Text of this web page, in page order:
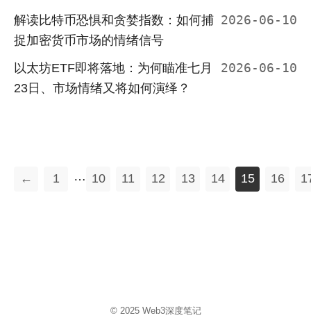
解读比特币恐惧和贪婪指数：如何捕
捉加密货币市场的情绪信号
2026-06-10
以太坊ETF即将落地：为何瞄准七月
23日、市场情绪又将如何演绎？
2026-06-10
← 1 … 10 11 12 13 14 15 16
© 2025 Web3深度笔记